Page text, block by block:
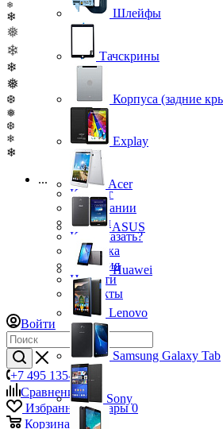
❄
❄
❅
❄
❄
❅
❆
❅
❆
❄
❄
...
Каталог
О компании
Бренды
Как заказать?
Доставка
Гарантия
Новости
Контакты
Войти
+7 495 135-39-43
Сравнение0
Избранные товары 0
Корзина
Шлейфы
Тачскрины
Корпуса (задние
Explay
Acer
ASUS
Huawei
Lenovo
Samsung Galaxy Tab
Sony